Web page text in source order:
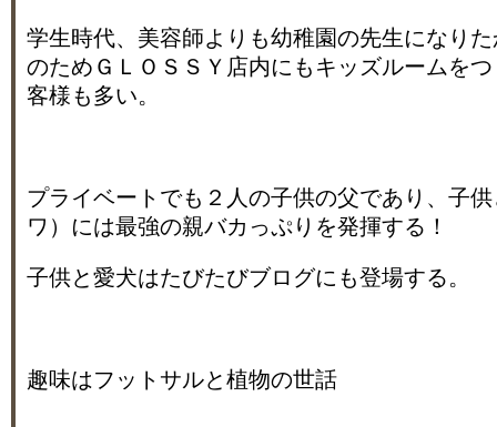
学生時代、美容師よりも幼稚園の先生になり
のためＧＬＯＳＳＹ店内にもキッズルームを
客様も多い。
プライベートでも２人の子供の父であり、子
ワ）には最強の親バカっぷりを発揮する！
子供と愛犬はたびたびブログにも登場する。
趣味はフットサルと植物の世話